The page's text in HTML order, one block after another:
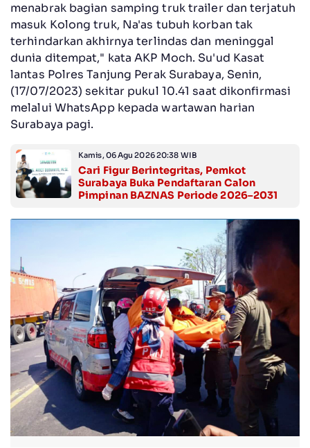
menabrak bagian samping truk trailer dan terjatuh
masuk Kolong truk, Na'as tubuh korban tak
terhindarkan akhirnya terlindas dan meninggal
dunia ditempat," kata AKP Moch. Su'ud Kasat
lantas Polres Tanjung Perak Surabaya, Senin,
(17/07/2023) sekitar pukul 10.41 saat dikonfirmasi
melalui WhatsApp kepada wartawan harian
Surabaya pagi.
Kamis, 06 Agu 2026 20:38 WIB
Cari Figur Berintegritas, Pemkot
Surabaya Buka Pendaftaran Calon
Pimpinan BAZNAS Periode 2026–2031